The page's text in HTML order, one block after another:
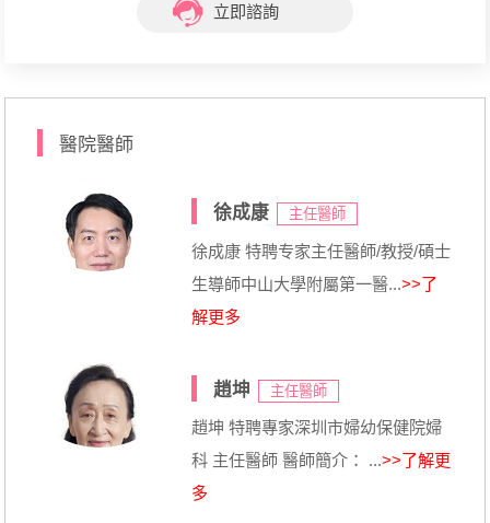
立即諮詢
醫院醫師
徐成康 主任醫師
徐成康 特聘专家主任醫師/教授/碩士
生導師中山大學附屬第一醫...>>了
解更多
趙坤 主任醫師
趙坤 特聘專家深圳市婦幼保健院婦
科 主任醫師 醫師簡介： ...>>了解更
多